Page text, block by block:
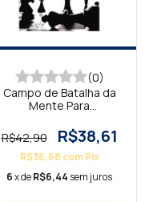
(0)
Campo de Batalha da
Mente Para
R$42,90
R$38,61
R$36,68 com Pix
6x deR$6,44 sem juros